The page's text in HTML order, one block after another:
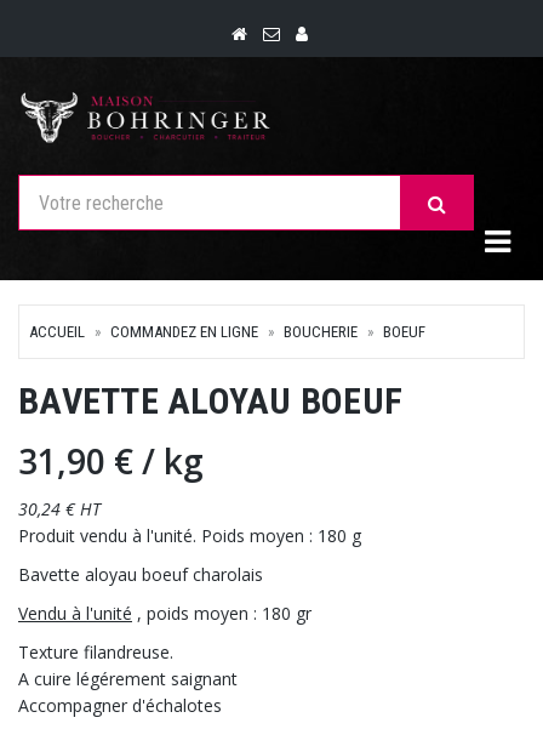
ACCUEIL COMMANDEZ EN LIGNE BOUCHERIE BOEUF
BAVETTE ALOYAU BOEUF
31,90 €/ kg
30,24 € HT
Produit vendu à l'unité. Poids moyen : 180 g
Bavette aloyau boeuf charolais
Vendu à l'unité , poids moyen : 180 gr
Texture filandreuse.
A cuire légérement saignant
Accompagner d'échalotes